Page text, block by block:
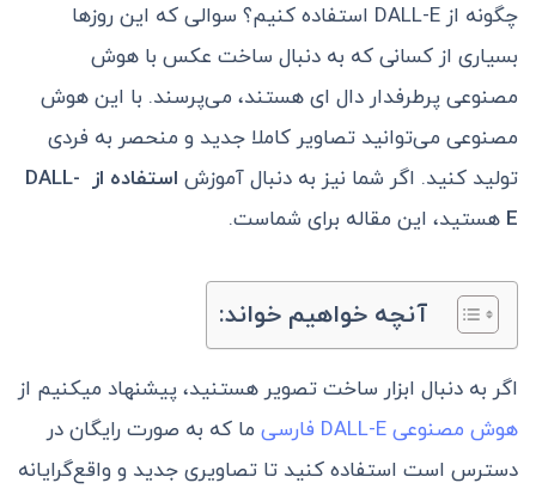
چگونه از DALL-E استفاده کنیم؟ سوالی که این روزها
بسیاری از کسانی که به دنبال ساخت عکس با هوش
مصنوعی پرطرفدار دال ای هستند، می‌پرسند. با این هوش
مصنوعی می‌توانید تصاویر کاملا جدید و منحصر به فردی
تولید کنید. اگر شما نیز به دنبال آموزش
استفاده از DALL-
E هستید، این مقاله برای شماست.
آنچه خواهیم خواند:
اگر به دنبال ابزار ساخت تصویر هستنید، پیشنهاد میکنیم از
هوش مصنوعی DALL-E فارسی
ما که به صورت رایگان در
دسترس است استفاده کنید تا تصاویری جدید و واقع‌گرایانه